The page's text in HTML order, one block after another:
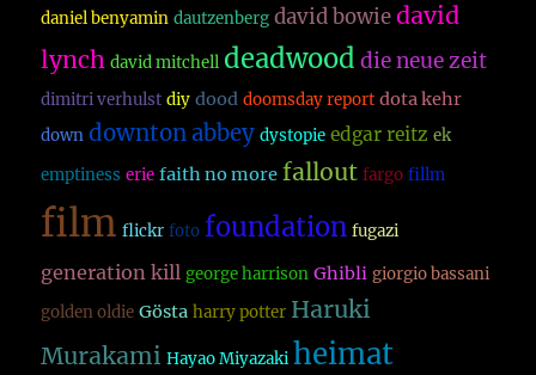
daniel benyamin dautzenberg david bowie david
lynch david mitchell deadwood die neue zeit
dimitri verhulst diy dood doomsday report dota kehr
down downton abbey dystopie edgar reitz ek
emptiness erie faith no more fallout fargo fillm
film flickr foto foundation fugazi
generation kill george harrison Ghibli giorgio bassani
golden oldie Gösta harry potter Haruki
Murakami Hayao Miyazaki heimat